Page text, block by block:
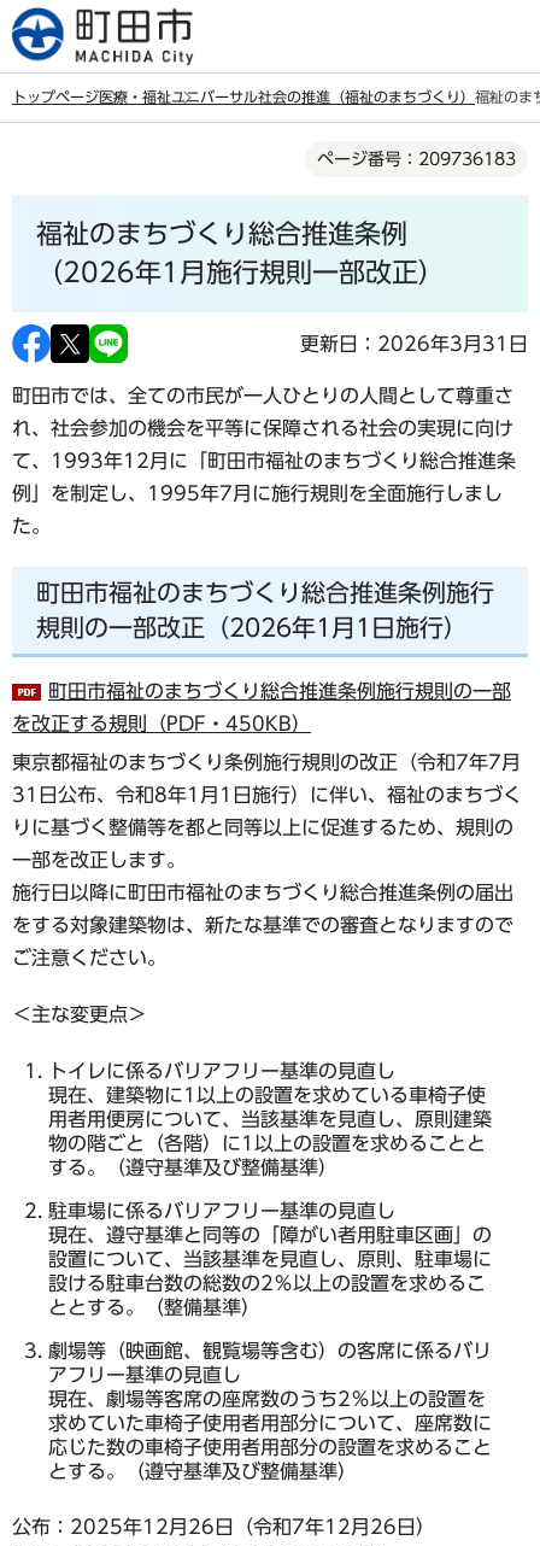
こ
の
トップページ医療・福祉ユニバーサル社会の推進（福祉のまちづくり） 福祉のま
ページ番号：209736183
福祉のまちづくり総合推進条例
（2026年1月施行規則一部改正）
更新日：2026年3月31日
町田市では、全ての市民が一人ひとりの人間として尊重さ
れ、社会参加の機会を平等に保障される社会の実現に向け
て、1993年12月に「町田市福祉のまちづくり総合推進条
例」を制定し、1995年7月に施行規則を全面施行しまし
た。
町田市福祉のまちづくり総合推進条例施行
規則の一部改正（2026年1月1日施行）
町田市福祉のまちづくり総合推進条例施行規則の一部
を改正する規則（PDF・450KB）
東京都福祉のまちづくり条例施行規則の改正（令和7年7月
31日公布、令和8年1月1日施行）に伴い、福祉のまちづく
りに基づく整備等を都と同等以上に促進するため、規則の
一部を改正します。
施行日以降に町田市福祉のまちづくり総合推進条例の届出
をする対象建築物は、新たな基準での審査となりますので
ご注意ください。
＜主な変更点＞
トイレに係るバリアフリー基準の見直し
現在、建築物に1以上の設置を求めている車椅子使
用者用便房について、当該基準を見直し、原則建築
物の階ごと（各階）に1以上の設置を求めることと
する。（遵守基準及び整備基準）
駐車場に係るバリアフリー基準の見直し
現在、遵守基準と同等の「障がい者用駐車区画」の
設置について、当該基準を見直し、原則、駐車場に
設ける駐車台数の総数の2％以上の設置を求めるこ
ととする。（整備基準）
劇場等（映画館、観覧場等含む）の客席に係るバリ
アフリー基準の見直し
現在、劇場等客席の座席数のうち2％以上の設置を
求めていた車椅子使用者用部分について、座席数に
応じた数の車椅子使用者用部分の設置を求めること
とする。（遵守基準及び整備基準）
公布：2025年12月26日（令和7年12月26日）